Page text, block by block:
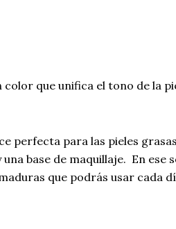
color que unifica el tono de la
perfecta para las pieles
una base de maquillaje. En ese
que podrás usar cada